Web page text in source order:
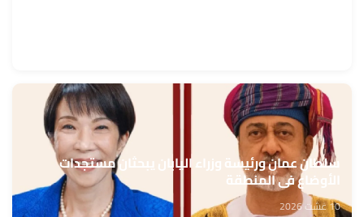
سلطان عمان ورئيسة وزراء اليابان يبحثان مستجدات
الأوضاع في المنطقة
10 غشت 2026